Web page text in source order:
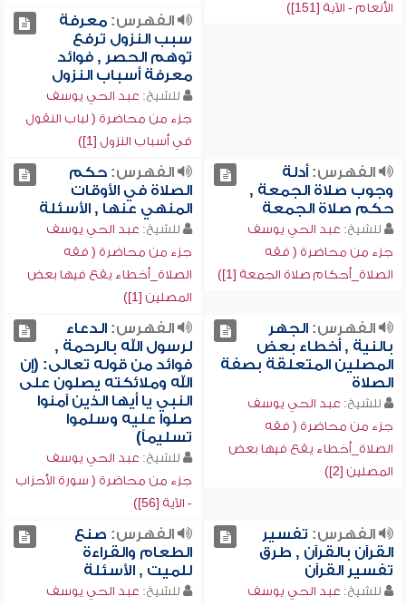
الأنعام - الآية [151])
الفهرس:معرفة
سبب النزول ترفع
توهم الحصر , فوائد
معرفة أسباب النزول
للشيخ: عبد الحي يوسف
جزء من محاضرة ( لباب النقول
في أسباب النزول [1])
الفهرس:أدلة
وجوب صلاة الجمعة ,
حكم صلاة الجمعة
للشيخ: عبد الحي يوسف
جزء من محاضرة ( فقه
الصلاة_أحكام صلاة الجمعة [1])
الفهرس:حكم
الصلاة في الأوقات
المنهي عنها , الأسئلة
للشيخ: عبد الحي يوسف
جزء من محاضرة ( فقه
الصلاة_أخطاء يقع فيها بعض
المصلين [1])
الفهرس:الجهر
بالنية , أخطاء بعض
المصلين المتعلقة بصفة
الصلاة
للشيخ: عبد الحي يوسف
جزء من محاضرة ( فقه
الصلاة_أخطاء يقع فيها بعض
المصلين [2])
الفهرس:الدعاء
لرسول الله بالرحمة ,
فوائد من قوله تعالى: (إن
الله وملائكته يصلون على
النبي يا أيها الذين آمنوا
صلوا عليه وسلموا
تسليماً)
للشيخ: عبد الحي يوسف
جزء من محاضرة ( سورة الأحزاب
- الآية [56])
الفهرس: تفسير
القرآن بالقرآن , طرق
تفسير القرآن
للشيخ: عبد الحي يوسف
الفهرس: صنع
الطعام والقراءة
للميت , الأسئلة
للشيخ: عبد الحي يوسف